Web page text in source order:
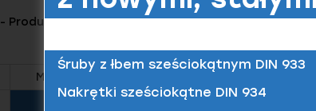
- Produkt dostępny (Kliknij aby zamówić)
M5
Śruby z łbem sześciokątnym DIN 933
Nakrętki sześciokątne DIN 934